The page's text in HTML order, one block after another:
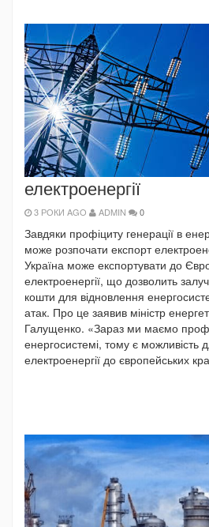
електроенергії
3 РОКИ AGO ADMIN 0
Завдяки профіциту генерації в
може розпочати експорт
Україна може експортувати до
електроенергії, що дозволить
кошти для відновлення
атак. Про це заявив міністр
Галущенко. «Зараз ми маємо
енергосистемі, тому є можливість
електроенергії до європейських